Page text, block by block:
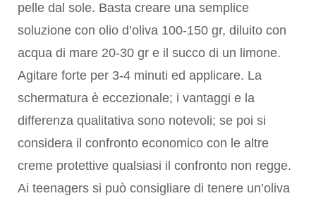
pelle dal sole. Basta creare una semplice
soluzione con olio d’oliva 100-150 gr, diluito con
acqua di mare 20-30 gr e il succo di un limone.
Agitare forte per 3-4 minuti ed applicare. La
schermatura è eccezionale; i vantaggi e la
differenza qualitativa sono notevoli; se poi si
considera il confronto economico con le altre
creme protettive qualsiasi il confronto non regge.
Ai teenagers si può consigliare di tenere un’oliva